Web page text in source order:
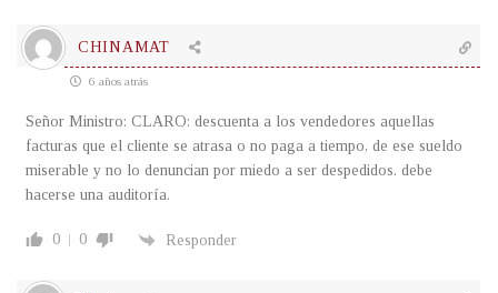
CHINAMAT
6 años atrás
Señor Ministro: CLARO: descuenta a los vendedores aquellas
facturas que el cliente se atrasa o no paga a tiempo, de ese sueldo
miserable y no lo denuncian por miedo a ser despedidos. debe
hacerse una auditoría.
0 0 Responder